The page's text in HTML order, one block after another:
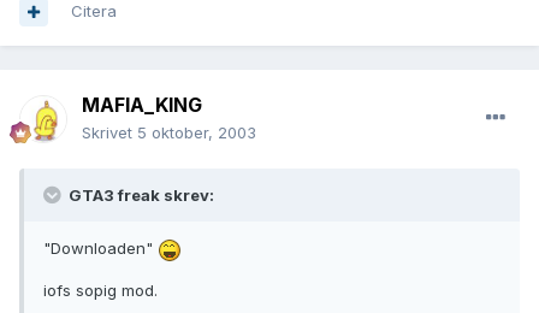
Citera
MAFIA_KING
Skrivet 5 oktober, 2003
GTA3 freak skrev:
"Downloaden"
iofs sopig mod.